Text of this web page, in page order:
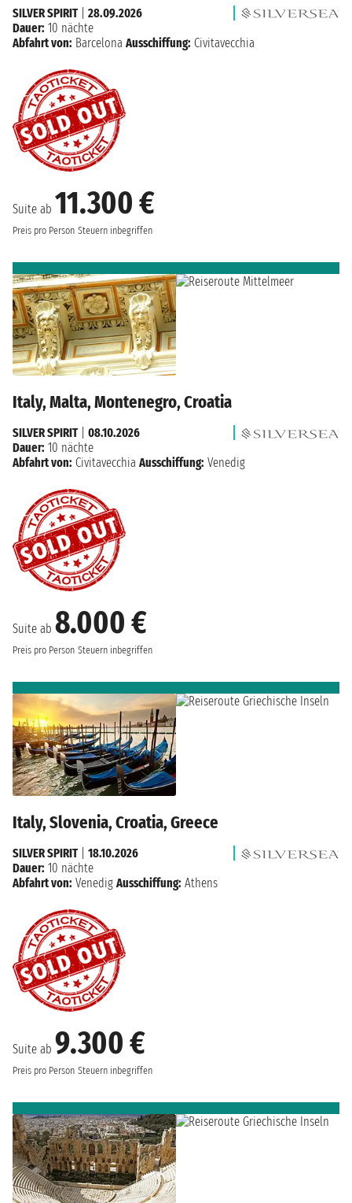
Suite ab 11.300 €
Preis pro Person Steuern inbegriffen
SILVER SPIRIT| 28.09.2026
Dauer: 10 nächte
Abfahrt von: Barcelona Ausschiffung: Civitavecchia
Italy, Malta, Montenegro, Croatia
Suite ab 8.000 €
Preis pro Person Steuern inbegriffen
SILVER SPIRIT| 08.10.2026
Dauer: 10 nächte
Abfahrt von: Civitavecchia Ausschiffung: Venedig
Italy, Slovenia, Croatia, Greece
Suite ab 9.300 €
Preis pro Person Steuern inbegriffen
SILVER SPIRIT| 18.10.2026
Dauer: 10 nächte
Abfahrt von: Venedig Ausschiffung: Athens